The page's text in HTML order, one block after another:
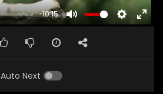
-10:15
MUTE SETTINGS
Auto Next